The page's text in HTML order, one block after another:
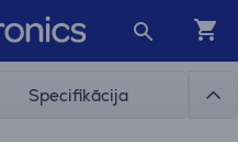
Specifikācija